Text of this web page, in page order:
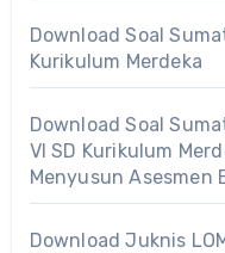
Download Soal
Kurikulum Merdeka
Download Soal
VI SD Kurikulum
Menyusun Asesmen
Download Juknis